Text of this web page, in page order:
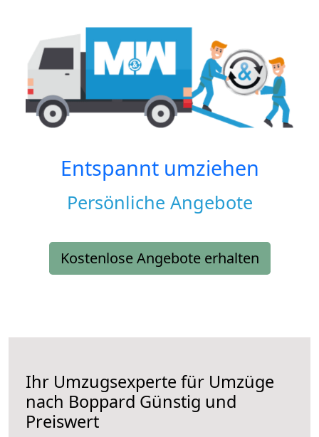
Entspannt umziehen
Persönliche Angebote
Kostenlose Angebote erhalten
Ihr Umzugsexperte für Umzüge
nach Boppard Günstig und
Preiswert